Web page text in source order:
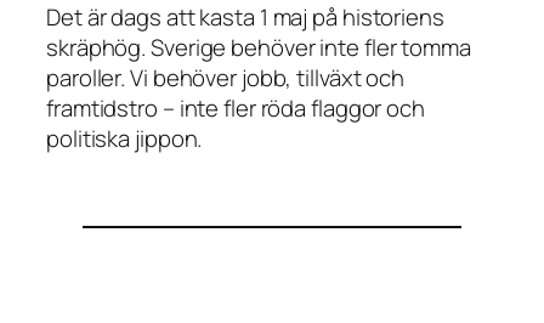
Det är dags att kasta 1 maj på historiens
skräphög. Sverige behöver inte fler tomma
paroller. Vi behöver jobb, tillväxt och
framtidstro – inte fler röda flaggor och
politiska jippon.